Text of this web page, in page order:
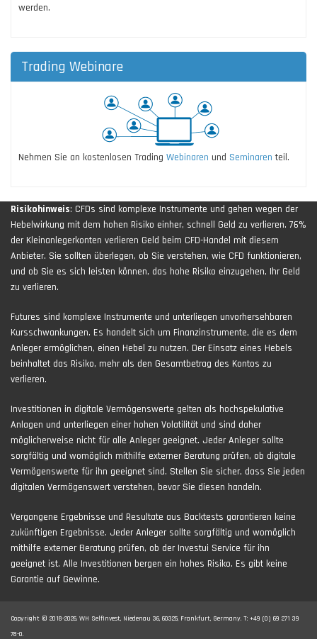
werden.
Trading Webinare
Nehmen Sie an kostenlosen Trading Webinaren und Seminaren teil.
Risikohinweis: CFDs sind komplexe Instrumente und gehen wegen der
Hebelwirkung mit dem hohen Risiko einher, schnell Geld zu verlieren. 76%
der Kleinanlegerkonten verlieren Geld beim CFD-Handel mit diesem
Anbieter. Sie sollten überlegen, ob Sie verstehen, wie CFD funktionieren,
und ob Sie es sich leisten können, das hohe Risiko einzugehen, Ihr Geld
zu verlieren.
Futures sind komplexe Instrumente und unterliegen unvorhersehbaren
Kursschwankungen. Es handelt sich um Finanzinstrumente, die es dem
Anleger ermöglichen, einen Hebel zu nutzen. Der Einsatz eines Hebels
beinhaltet das Risiko, mehr als den Gesamtbetrag des Kontos zu
verlieren.
Investitionen in digitale Vermögenswerte gelten als hochspekulative
Anlagen und unterliegen einer hohen Volatilität und sind daher
möglicherweise nicht für alle Anleger geeignet. Jeder Anleger sollte
sorgfältig und womöglich mithilfe externer Beratung prüfen, ob digitale
Vermögenswerte für ihn geeignet sind. Stellen Sie sicher, dass Sie jeden
digitalen Vermögenswert verstehen, bevor Sie diesen handeln.
Vergangene Ergebnisse und Resultate aus Backtests garantieren keine
zukünftigen Ergebnisse. Jeder Anleger sollte sorgfältig und womöglich
mithilfe externer Beratung prüfen, ob der Investui Service für ihn
geeignet ist. Alle Investitionen bergen ein hohes Risiko. Es gibt keine
Garantie auf Gewinne.
Copyright © 2018-2026. WH SelfInvest, Niedenau 36, 60325, Frankfurt, Germany. T: +49 (0) 69 271 39
78-0.